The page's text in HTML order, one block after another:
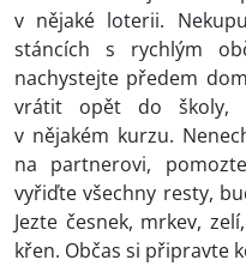
v nějaké loterii.
stáncích s rychlým
nachystejte předem
vrátit opět do školy,
v nějakém kurzu.
na partnerovi,
vyřiďte všechny resty,
Jezte česnek, mrkev,
křen. Občas si připravte